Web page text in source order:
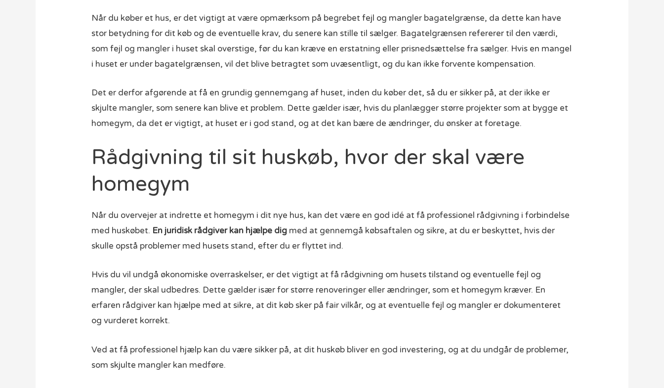
Når du køber et hus, er det vigtigt at være opmærksom på begrebet fejl og mangler bagatelgrænse, da dette kan have
stor betydning for dit køb og de eventuelle krav, du senere kan stille til sælger. Bagatelgrænsen refererer til den værdi,
som fejl og mangler i huset skal overstige, før du kan kræve en erstatning eller prisnedsættelse fra sælger. Hvis en mangel
i huset er under bagatelgrænsen, vil det blive betragtet som uvæsentligt, og du kan ikke forvente kompensation.
Det er derfor afgørende at få en grundig gennemgang af huset, inden du køber det, så du er sikker på, at der ikke er
skjulte mangler, som senere kan blive et problem. Dette gælder især, hvis du planlægger større projekter som at bygge et
homegym, da det er vigtigt, at huset er i god stand, og at det kan bære de ændringer, du ønsker at foretage.
Rådgivning til sit huskøb, hvor der skal være
homegym
Når du overvejer at indrette et homegym i dit nye hus, kan det være en god idé at få professionel rådgivning i forbindelse
med huskøbet. En juridisk rådgiver kan hjælpe dig med at gennemgå købsaftalen og sikre, at du er beskyttet, hvis der
skulle opstå problemer med husets stand, efter du er flyttet ind.
Hvis du vil undgå økonomiske overraskelser, er det vigtigt at få rådgivning om husets tilstand og eventuelle fejl og
mangler, der skal udbedres. Dette gælder især for større renoveringer eller ændringer, som et homegym kræver. En
erfaren rådgiver kan hjælpe med at sikre, at dit køb sker på fair vilkår, og at eventuelle fejl og mangler er dokumenteret
og vurderet korrekt.
Ved at få professionel hjælp kan du være sikker på, at dit huskøb bliver en god investering, og at du undgår de problemer,
som skjulte mangler kan medføre.